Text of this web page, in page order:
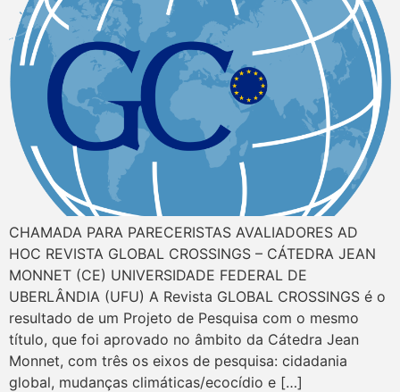
CHAMADA PARA PARECERISTAS AVALIADORES AD
HOC REVISTA GLOBAL CROSSINGS – CÁTEDRA JEAN
MONNET (CE) UNIVERSIDADE FEDERAL DE
UBERLÂNDIA (UFU) A Revista GLOBAL CROSSINGS é o
resultado de um Projeto de Pesquisa com o mesmo
título, que foi aprovado no âmbito da Cátedra Jean
Monnet, com três os eixos de pesquisa: cidadania
global, mudanças climáticas/ecocídio e […]